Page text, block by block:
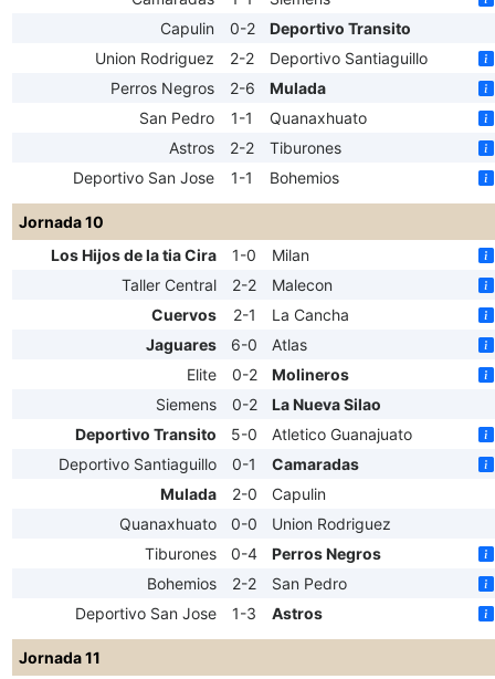
Capulin
0-2
Deportivo Transito
Union Rodriguez
2-2
Deportivo Santiaguillo
Perros Negros
2-6
Mulada
San Pedro
1-1
Quanaxhuato
Astros
2-2
Tiburones
Deportivo San Jose
1-1 Bohemios
Jornada 10
Los Hijos de la tia Cira
1-0
Milan
Taller Central
2-2
Malecon
Cuervos
2-1
La Cancha
Jaguares
6-0
Atlas
Elite
0-2
Molineros
Siemens
0-2
La Nueva Silao
Deportivo Transito
5-0
Atletico Guanajuato
Deportivo Santiaguillo
0-1
Camaradas
Mulada
2-0
Capulin
Quanaxhuato
0-0
Union Rodriguez
Tiburones
0-4
Perros Negros
Bohemios
2-2
San Pedro
Deportivo San Jose
1-3 Astros
Jornada 11